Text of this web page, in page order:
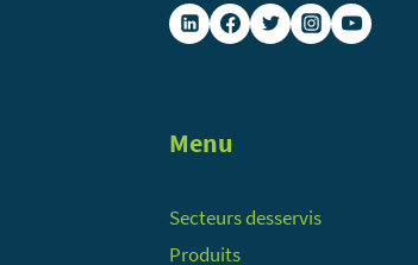
Menu
Secteurs desservis
Produits